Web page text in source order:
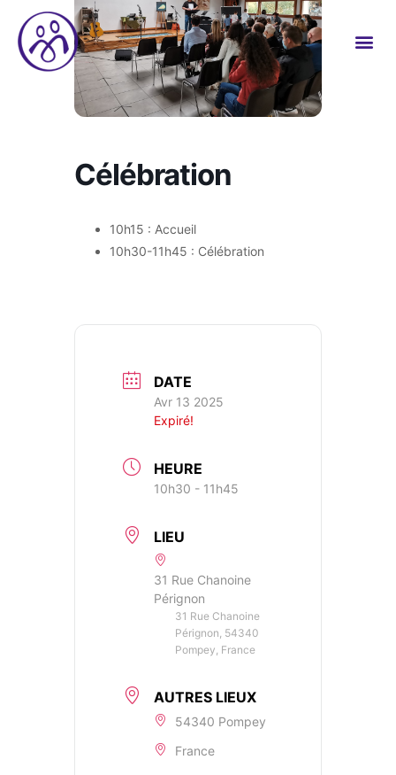
Célébration
10h15 : Accueil
10h30-11h45 : Célébration
DATE
Avr 13 2025
Expiré!
HEURE
10h30 - 11h45
LIEU
31 Rue Chanoine
Pérignon
31 Rue Chanoine
Pérignon, 54340
Pompey, France
AUTRES LIEUX
54340 Pompey
France